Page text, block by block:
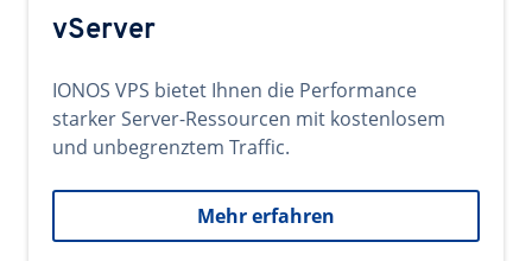
vServer
IONOS VPS bietet Ihnen die Performance
starker Server-Ressourcen mit kostenlosem
und unbegrenztem Traffic.
Mehr erfahren